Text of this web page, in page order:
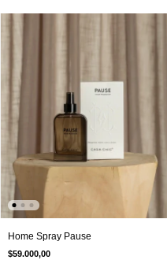
Home Spray Pause
$59.000,00